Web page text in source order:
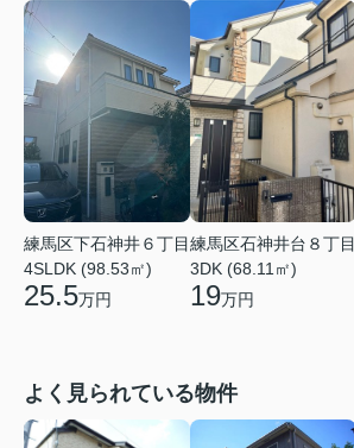
練馬区下石神井６丁目
4SLDK (98.53㎡)
25.5万円
練馬区石神井台８丁目
3DK (68.11㎡)
19万円
よく見られている物件